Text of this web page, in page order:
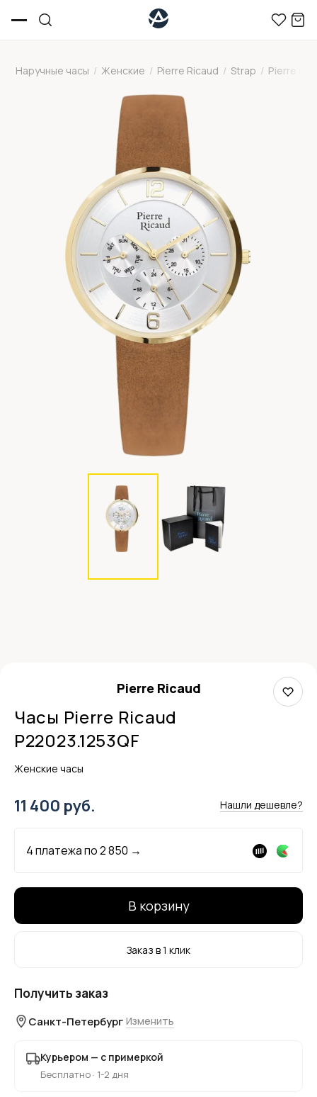
Наручные часы / Женские / Pierre Ricaud / Strap / Pierre
Pierre Ricaud
Часы Pierre Ricaud
P22023.1253QF
Женские часы
11 400 руб. Нашли дешевле?
4 платежа по2 850 →
В корзину
Заказ в 1 клик
Получить заказ
Санкт-Петербург Изменить
Курьером — с примеркой
Бесплатно · 1-2 дня